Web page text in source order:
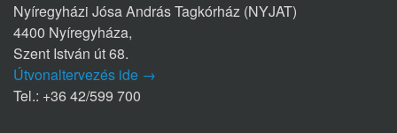
Nyíregyházi Jósa András Tagkórház (NYJAT)
4400 Nyíregyháza,
Szent István út 68.
Útvonaltervezés ide →
Tel.: +36 42/599 700